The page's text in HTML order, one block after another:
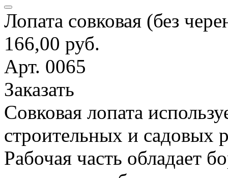
Лопата совковая (без
166,00 руб.
Арт. 0065
Заказать
Совковая лопата
строительных и садовых
Рабочая часть обладает